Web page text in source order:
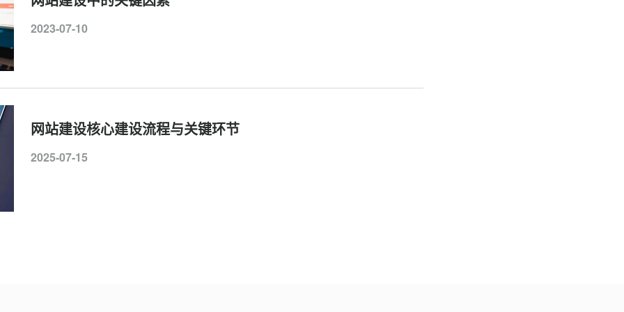
2023-07-10
网站建设核心建设流程与关键环节
2025-07-15